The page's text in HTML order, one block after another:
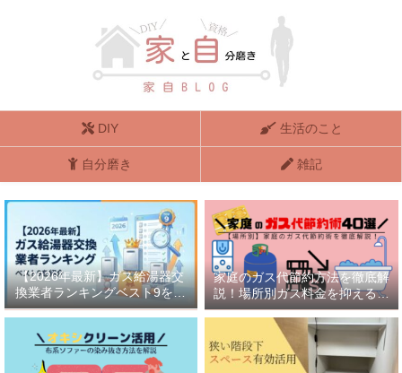
DIY 生活のこと
自分磨き 雑記
【2026年最新】ガス給湯器交
換業者ランキングベスト9を紹
介
家庭のガス代節約方法を徹底解
説！場所別ガス料金を抑える方
法40選